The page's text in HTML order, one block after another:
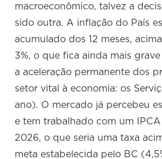
macroeconômico, talvez a
sido outra. A inflação do País
acumulado dos 12 meses,
3%, o que fica ainda mais
a aceleração permanente dos
setor vital à economia: os
ano). O mercado já percebeu
e tem trabalhado com um
2026, o que seria uma taxa
meta estabelecida pelo BC